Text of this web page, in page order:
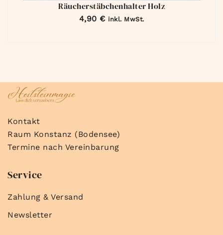
Räucherstäbchenhalter Holz
4,90 € inkl. MwSt.
Kontakt
Raum Konstanz (Bodensee)
Termine nach Vereinbarung
Service
Zahlung & Versand
Newsletter